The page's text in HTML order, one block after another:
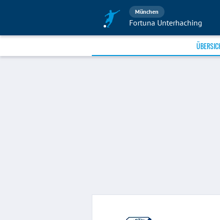
München
Fortuna Unterhaching